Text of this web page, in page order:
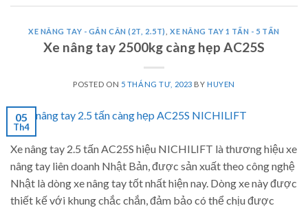
XE NÂNG TAY - GẮN CÂN (2T, 2.5T) ,XE NÂNG TAY 1 TẤN - 5 TẤN
Xe nâng tay 2500kg càng hẹp AC25S
POSTED ON 5 THÁNG TƯ, 2023 BY HUYEN
05
Th4
Xe nâng tay 2.5 tấn AC25S hiệu NICHILIFT là thương hiệu xe
nâng tay liên doanh Nhật Bản, được sản xuất theo công nghệ
Nhật là dòng xe nâng tay tốt nhất hiện nay. Dòng xe này được
thiết kế với khung chắc chắn, đảm bảo có thể chịu được